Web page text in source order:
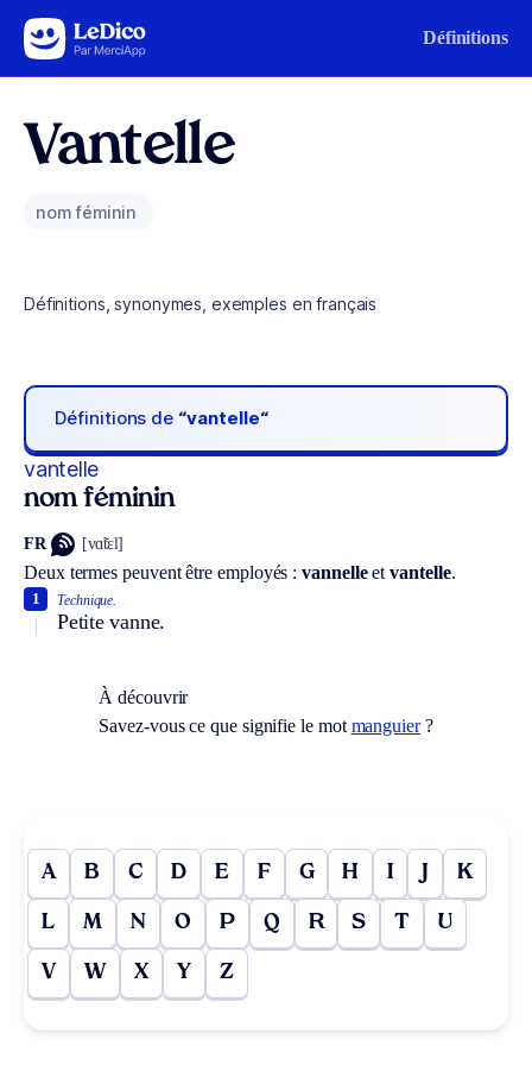
Aller au contenu Définitions
Vantelle
nom féminin
Définitions, synonymes, exemples en français
Définitions de “vantelle“
vantelle
nom féminin
FR [vɑ̃tɛl]
Deux termes peuvent être employés :vannelleetvantelle.
Technique.
Petite vanne.
1
À découvrir
Savez-vous ce que signifie le mot manguier?
A B C D E F G H I J K
L M N O P Q R S T U
V W X Y Z